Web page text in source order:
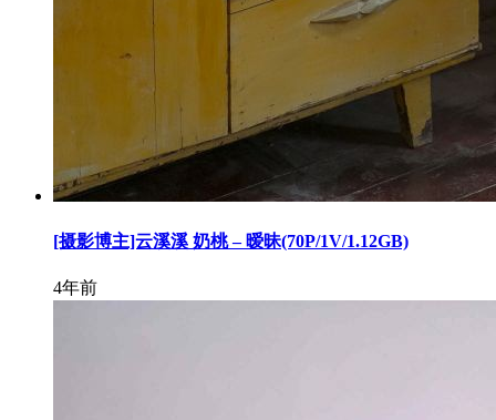
[摄影博主]云溪溪 奶桃 – 暧昧(70P/1V/1.12GB)
4年前